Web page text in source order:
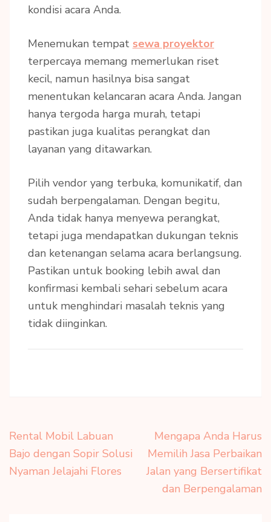
kondisi acara Anda.
Menemukan tempat sewa proyektor
terpercaya memang memerlukan riset
kecil, namun hasilnya bisa sangat
menentukan kelancaran acara Anda. Jangan
hanya tergoda harga murah, tetapi
pastikan juga kualitas perangkat dan
layanan yang ditawarkan.
Pilih vendor yang terbuka, komunikatif, dan
sudah berpengalaman. Dengan begitu,
Anda tidak hanya menyewa perangkat,
tetapi juga mendapatkan dukungan teknis
dan ketenangan selama acara berlangsung.
Pastikan untuk booking lebih awal dan
konfirmasi kembali sehari sebelum acara
untuk menghindari masalah teknis yang
tidak diinginkan.
Navigasi
pos
Rental Mobil Labuan
Bajo dengan Sopir Solusi
Nyaman Jelajahi Flores
Mengapa Anda Harus
Memilih Jasa Perbaikan
Jalan yang Bersertifikat
dan Berpengalaman